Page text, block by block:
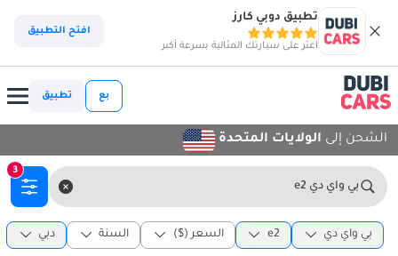
تطبيق دوبي كارز
اعثر على سيارتك المثالية بسرعة أكبر
افتح التطبيق
بع تطبيق
الشحن إلى الولايات المتحدة
بي واي دي e2
3
بي واي دي e2 السعر ($) السنة دبي